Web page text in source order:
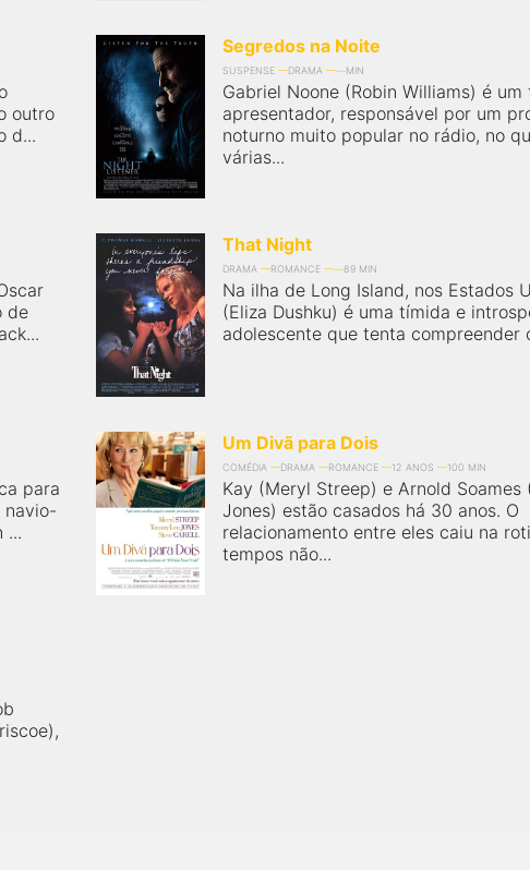
outro
d...
Segredos na Noite
SUSPENSE DRAMA MIN
Gabriel Noone (Robin Williams) é um
apresentador, responsável por um
noturno muito popular no rádio, no
várias...
de
That Night
DRAMA ROMANCE 89 MIN
Na ilha de Long Island, nos Estados
(Eliza Dushku) é uma tímida e
adolescente que tenta compreender
para
navio-
...
Um Divã para Dois
COMÉDIA DRAMA ROMANCE 12 ANOS 100 MIN
Kay (Meryl Streep) e Arnold Soames
Jones) estão casados há 30 anos. O
relacionamento entre eles caiu na
tempos não...